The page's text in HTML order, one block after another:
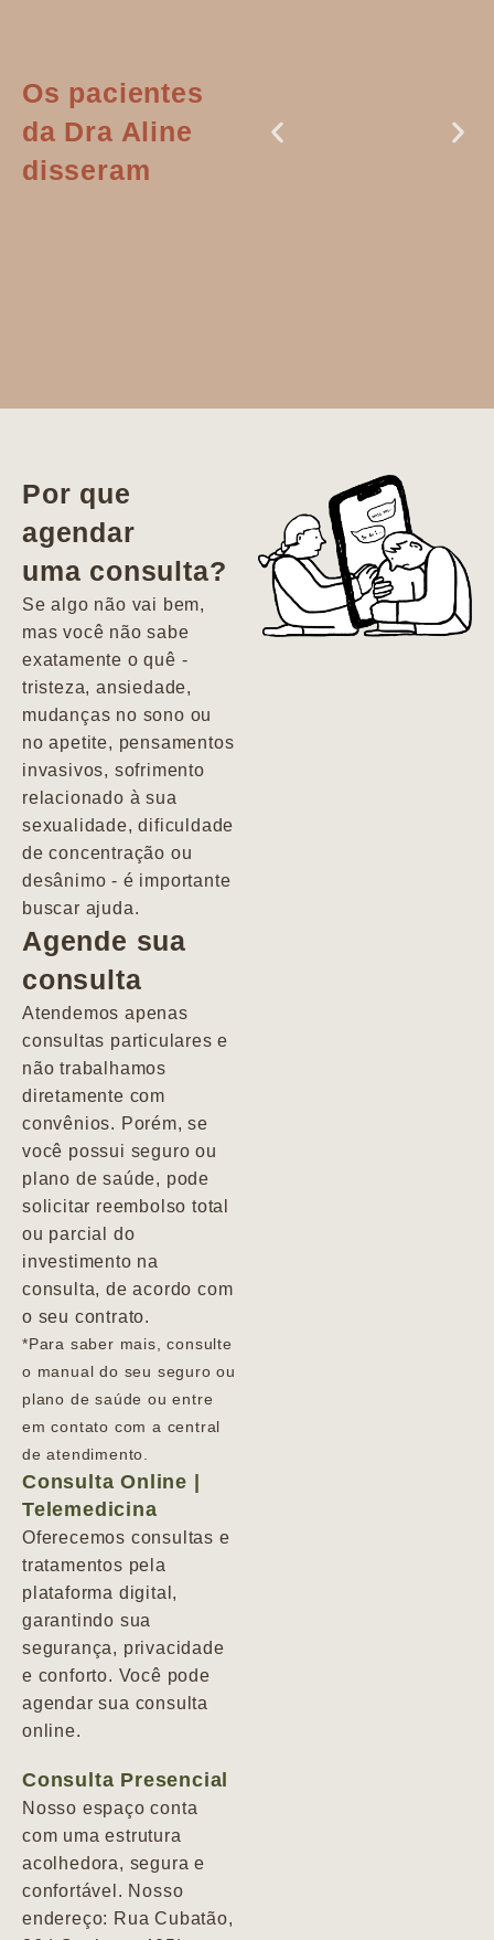
Os pacientes
da Dra Aline
disseram
vida. Ela me
encontrou num
estado misto de
depressão e
agitação com
pensamentos
Por que
agendar
uma consulta?
Se algo não vai bem,
mas você não sabe
exatamente o quê -
tristeza, ansiedade,
mudanças no sono ou
no apetite, pensamentos
invasivos, sofrimento
relacionado à sua
sexualidade, dificuldade
de concentração ou
desânimo - é importante
buscar ajuda.
Agende sua
consulta
Atendemos apenas
consultas particulares e
não trabalhamos
diretamente com
convênios. Porém, se
você possui seguro ou
plano de saúde, pode
solicitar reembolso total
ou parcial do
investimento na
consulta, de acordo com
o seu contrato.
*Para saber mais, consulte
o manual do seu seguro ou
plano de saúde ou entre
em contato com a central
de atendimento.
Consulta Online |
Telemedicina
Oferecemos consultas e
tratamentos pela
plataforma digital,
garantindo sua
segurança, privacidade
e conforto. Você pode
agendar sua consulta
online.
Consulta Presencial
Nosso espaço conta
com uma estrutura
acolhedora, segura e
confortável. Nosso
endereço: Rua Cubatão,